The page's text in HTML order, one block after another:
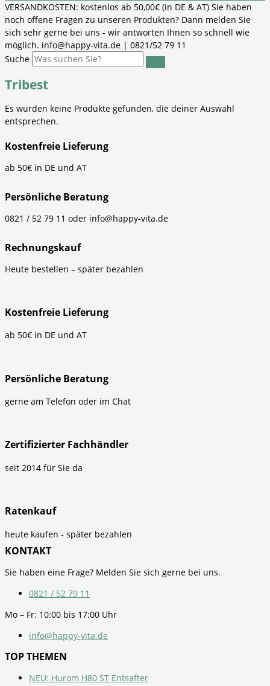
VERSANDKOSTEN: kostenlos ab 50,00€ (in DE & AT) Sie haben
noch offene Fragen zu unseren Produkten? Dann melden Sie
sich sehr gerne bei uns - wir antworten Ihnen so schnell wie
möglich. info@happy-vita.de | 0821/52 79 11
Suche
Tribest
Es wurden keine Produkte gefunden, die deiner Auswahl
entsprechen.
Kostenfreie Lieferung
ab 50€ in DE und AT
Persönliche Beratung
0821 / 52 79 11 oder info@happy-vita.de
Rechnungskauf
Heute bestellen – später bezahlen
Kostenfreie Lieferung
ab 50€ in DE und AT
Persönliche Beratung
gerne am Telefon oder im Chat
Zertifizierter Fachhändler
seit 2014 für Sie da
Ratenkauf
heute kaufen - später bezahlen
KONTAKT
Sie haben eine Frage? Melden Sie sich gerne bei uns.
0821 / 52 79 11
Mo – Fr: 10:00 bis 17:00 Uhr
info@happy-vita.de
TOP THEMEN
NEU: Hurom H80 ST Entsafter